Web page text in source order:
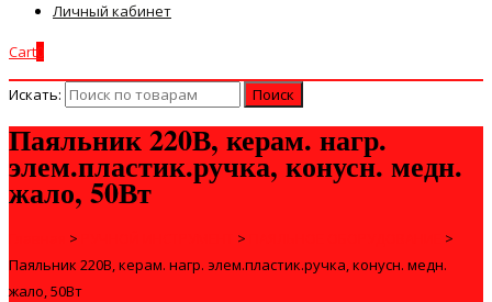
Личный кабинет
Cart
Искать:
Паяльник 220В, керам. нагр.
элем.пластик.ручка, конусн. медн.
жало, 50Вт
> >
>
Паяльник 220В, керам. нагр. элем.пластик.ручка, конусн. медн.
жало, 50Вт